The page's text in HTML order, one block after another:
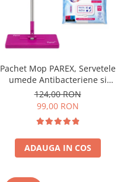
Pachet Mop PAREX, Servetele
umede Antibacteriene si
Multisuprafete
124,00 RON
99,00 RON
ADAUGA IN COS